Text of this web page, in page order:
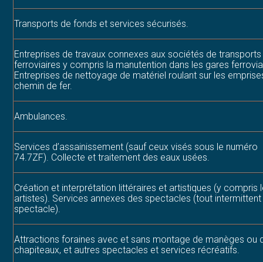
Transports de fonds et services sécurisés.
Entreprises de travaux connexes aux sociétés de transports
ferroviaires y compris la manutention dans les gares
Entreprises de nettoyage de matériel roulant sur les
chemin de fer.
Ambulances.
Services d’assainissement (sauf ceux visés sous le numéro
74.7ZF). Collecte et traitement des eaux usées.
Création et interprétation littéraires et artistiques (y compris
artistes). Services annexes des spectacles (tout intermittent
spectacle).
Attractions foraines avec et sans montage de manèges ou
chapiteaux, et autres spectacles et services récréatifs.